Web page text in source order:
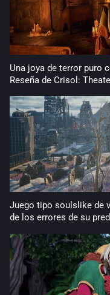
Una joya de terror puro
Reseña de Crisol:
Juego tipo soulslike de
de los errores de su